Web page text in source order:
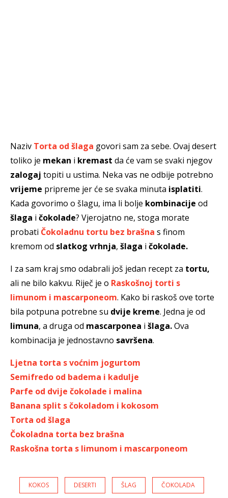
Naziv Torta od šlaga govori sam za sebe. Ovaj desert
toliko je mekan i kremast da će vam se svaki njegov
zalogaj topiti u ustima. Neka vas ne odbije potrebno
vrijeme pripreme jer će se svaka minuta isplatiti.
Kada govorimo o šlagu, ima li bolje kombinacije od
šlaga i čokolade? Vjerojatno ne, stoga morate
probati Čokoladnu tortu bez brašna s finom
kremom od slatkog vrhnja, šlaga i čokolade.
I za sam kraj smo odabrali još jedan recept za tortu,
ali ne bilo kakvu. Riječ je o Raskošnoj torti s
limunom i mascarponeom. Kako bi raskoš ove torte
bila potpuna potrebne su dvije kreme. Jedna je od
limuna, a druga od mascarponea i šlaga.Ova
kombinacija je jednostavno savršena.
Ljetna torta s voćnim jogurtom
Semifredo od badema i kadulje
Parfe od dvije čokolade i malina
Banana split s čokoladom i kokosom
Torta od šlaga
Čokoladna torta bez brašna
Raskošna torta s limunom i mascarponeom
KOKOS DESERTI ŠLAG ČOKOLADA